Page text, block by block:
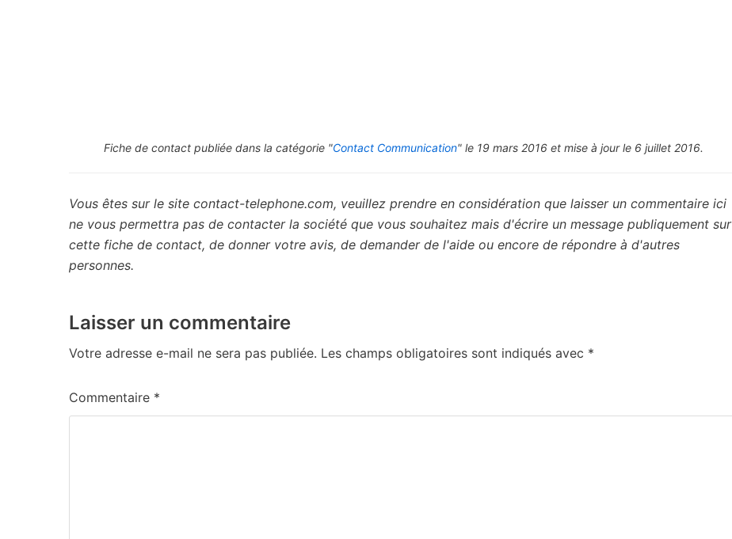
Fiche de contact publiée dans la catégorie "Contact Communication" le 19 mars 2016 et mise à jour le 6 juillet 2016.
Vous êtes sur le site contact-telephone.com, veuillez prendre en considération que laisser un commentaire ici
ne vous permettra pas de contacter la société que vous souhaitez mais d'écrire un message publiquement sur
cette fiche de contact, de donner votre avis, de demander de l'aide ou encore de répondre à d'autres
personnes.
Laisser un commentaire
Votre adresse e-mail ne sera pas publiée. Les champs obligatoires sont indiqués avec *
Commentaire *